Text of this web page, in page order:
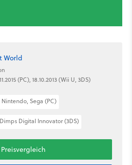
World
(PC), 18.10.2013 (Wii U, 3DS)
Nintendo, Sega (PC)
Digital Innovator (3DS)
Preisvergleich